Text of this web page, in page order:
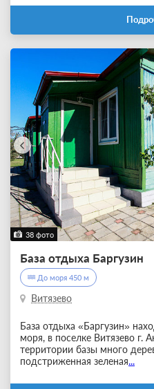
38 фото
База отдыха Баргузин
До моря 450 м
Витязево
База отдыха «Баргузин»
моря, в поселке Витязево г.
территории базы много
подстриженная зеленая...